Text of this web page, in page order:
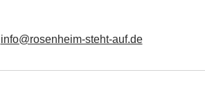
info@rosenheim-steht-auf.de